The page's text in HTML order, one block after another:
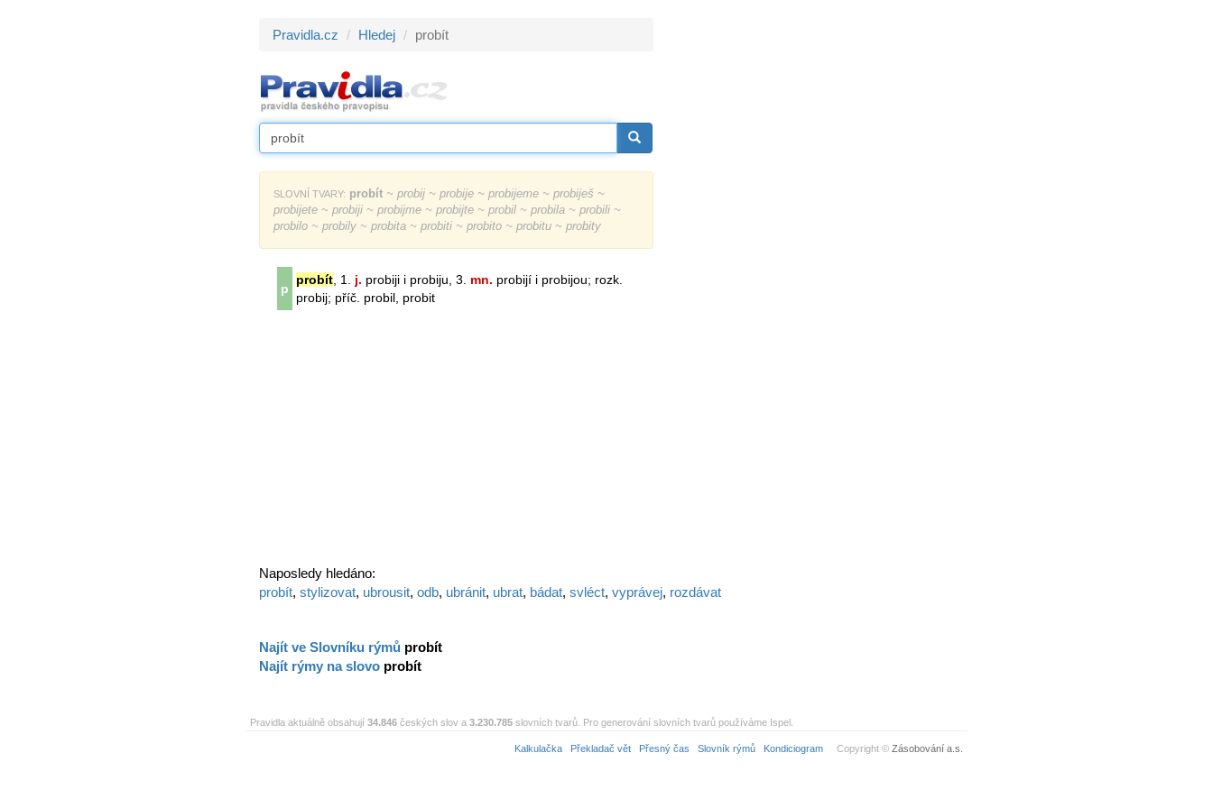
Pravidla.cz Hledej probít
SLOVNÍ TVARY: probít ~ probij ~ probije ~ probijeme ~ probiješ ~
probijete ~ probiji ~ probijme ~ probijte ~ probil ~ probila ~ probili ~
probilo ~ probily ~ probita ~ probiti ~ probito ~ probitu ~ probity
p
probít , 1. j. probiji i probiju, 3. mn. probijí i probijou; rozk.
probij; příč. probil, probit
Naposledy hledáno:
probít, stylizovat, ubrousit, odb, ubránit, ubrat, bádat, svléct, vyprávej, rozdávat
Najít ve Slovníku rýmů probít
Najít rýmy na slovo probít
Pravidla aktuálně obsahují 34.846 českých slov a 3.230.785 slovních tvarů. Pro generování slovních tvarů používáme Ispel.
Kalkulačka Překladač vět Přesný čas Slovník rýmů Kondiciogram Copyright © Zásobování a.s.